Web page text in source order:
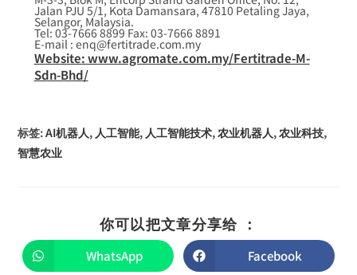
Jalan PJU 5/1, Kota Damansara, 47810 Petaling Jaya,
Selangor, Malaysia.
Tel: 03-7666 8899 Fax: 03-7666 8891
E-mail : enq@fertitrade.com.my
Website: www.agromate.com.my/Fertitrade-M-
Sdn-Bhd/
标签:AI机器人, 人工智能, 人工智能技术,农业机器人,农业科技,
智慧农业
你可以把文章分享给 ：
WhatsApp Facebook